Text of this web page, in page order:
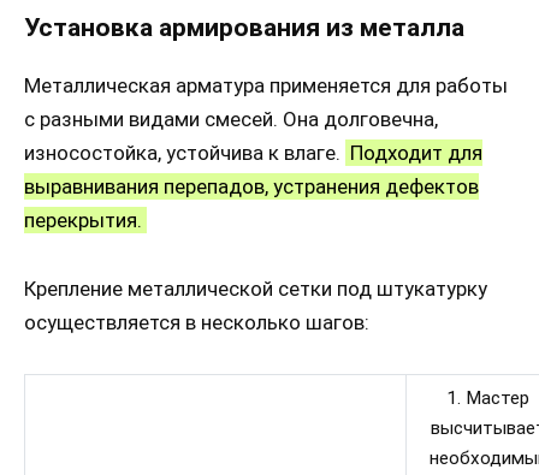
Установка армирования из металла
Металлическая арматура применяется для работы
с разными видами смесей. Она долговечна,
износостойка, устойчива к влаге. Подходит для
выравнивания перепадов, устранения дефектов
перекрытия.
Крепление металлической сетки под штукатурку
осуществляется в несколько шагов:
1. Мастер